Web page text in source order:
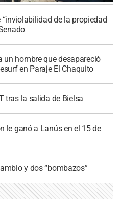
“inviolabilidad de la propiedad
un hombre que desapareció
en Paraje El Chaquito
tras la salida de Bielsa
le ganó a Lanús en el 15 de
y dos “bombazos”